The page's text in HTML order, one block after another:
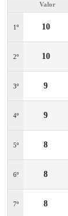
Valor
1º 10
2º 10
3º 9
4º 9
5º 8
6º 8
7º 8